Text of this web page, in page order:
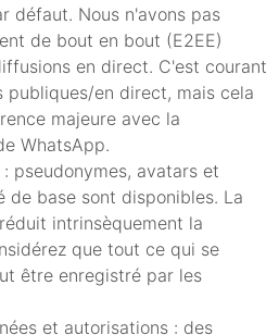
défaut. Nous n'avons pas
de bout en bout (E2EE)
en direct. C'est courant
publiques/en direct, mais cela
majeure avec la
WhatsApp.
pseudonymes, avatars et
de base sont disponibles. La
intrinsèquement la
que tout ce qui se
être enregistré par les
et autorisations : des